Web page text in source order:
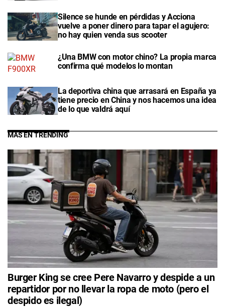
Silence se hunde en pérdidas y Acciona
vuelve a poner dinero para tapar el agujero:
no hay quien venda sus scooter
¿Una BMW con motor chino? La propia marca
confirma qué modelos lo montan
La deportiva china que arrasará en España ya
tiene precio en China y nos hacemos una idea
de lo que valdrá aquí
MÁS EN TRENDING
Burger King se cree Pere Navarro y despide a un
repartidor por no llevar la ropa de moto (pero el
despido es ilegal)